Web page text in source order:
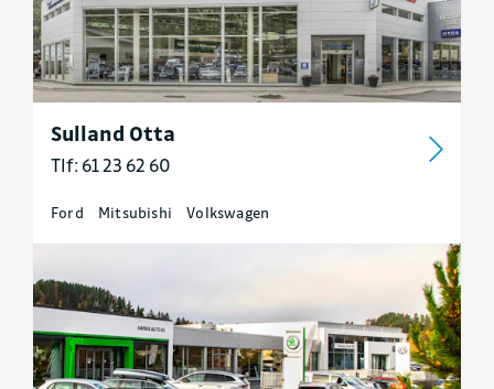
Sulland Otta
Tlf: 61 23 62 60
Ford Mitsubishi Volkswagen